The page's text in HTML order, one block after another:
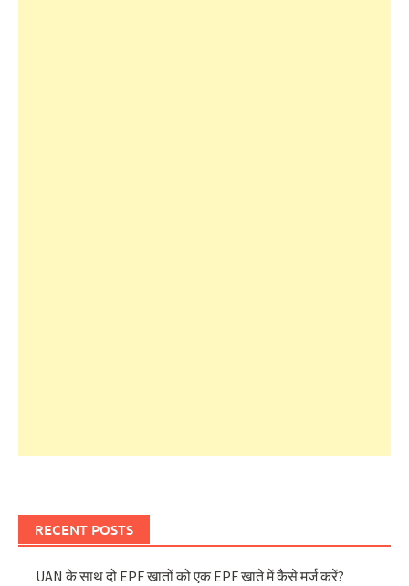
RECENT POSTS
UAN के साथ दो EPF खातों को एक EPF खाते में कैसे मर्ज करें?